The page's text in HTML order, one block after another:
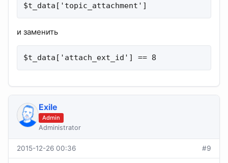
$t_data['topic_attachment']
и заменить
$t_data['attach_ext_id'] == 8
Exile
Admin
Administrator
2015-12-26 00:36 #9